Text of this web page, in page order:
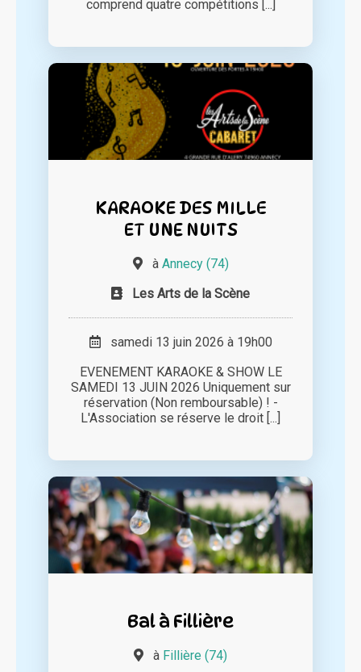
comprend quatre compétitions [...]
KARAOKE DES MILLE
ET UNE NUITS
à Annecy (74)
Les Arts de la Scène
samedi 13 juin 2026 à 19h00
EVENEMENT KARAOKE & SHOW LE
SAMEDI 13 JUIN 2026 Uniquement sur
réservation (Non remboursable) ! -
L'Association se réserve le droit [...]
Bal à Fillière
à Fillière (74)